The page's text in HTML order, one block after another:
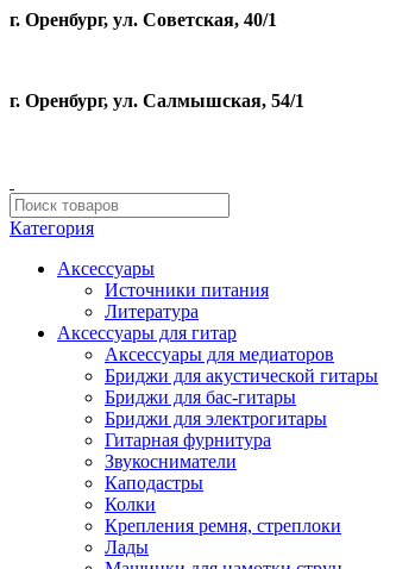
г. Оренбург, ул. Советская, 40/1
г. Оренбург, ул. Салмышская, 54/1
Категория
Аксессуары
Источники питания
Литература
Аксессуары для гитар
Аксессуары для медиаторов
Бриджи для акустической гитары
Бриджи для бас-гитары
Бриджи для электрогитары
Гитарная фурнитура
Звукосниматели
Каподастры
Колки
Крепления ремня, стреплоки
Лады